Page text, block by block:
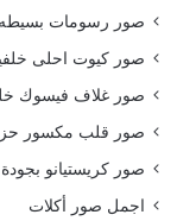
صور رسومات بسيطه
صور كيوت احلى
صور غلاف فيسوك
صور قلب مكسور
صور كريستيانو
اجمل صور أكلات